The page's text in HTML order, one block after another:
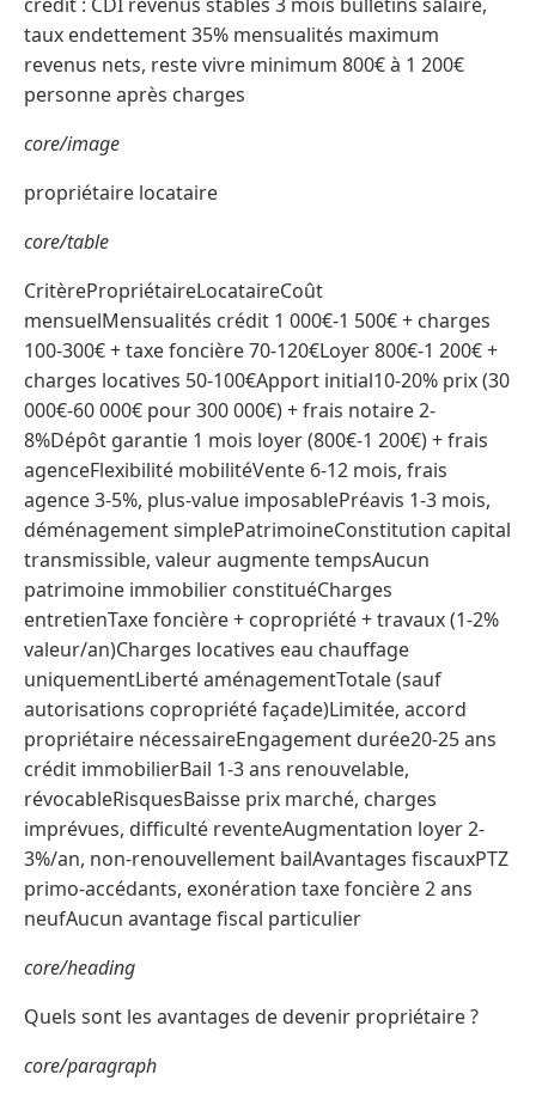
taux endettement 35% mensualités maximum
revenus nets, reste vivre minimum 800€ à 1 200€
personne après charges
core/image
propriétaire locataire
core/table
CritèrePropriétaireLocataireCoût
mensuelMensualités crédit 1 000€-1 500€ + charges
100-300€ + taxe foncière 70-120€Loyer 800€-1 200€ +
charges locatives 50-100€Apport initial10-20% prix (30
000€-60 000€ pour 300 000€) + frais notaire 2-
8%Dépôt garantie 1 mois loyer (800€-1 200€) + frais
agenceFlexibilité mobilitéVente 6-12 mois, frais
agence 3-5%, plus-value imposablePréavis 1-3 mois,
déménagement simplePatrimoineConstitution capital
transmissible, valeur augmente tempsAucun
patrimoine immobilier constituéCharges
entretienTaxe foncière + copropriété + travaux (1-2%
valeur/an)Charges locatives eau chauffage
uniquementLiberté aménagementTotale (sauf
autorisations copropriété façade)Limitée, accord
propriétaire nécessaireEngagement durée20-25 ans
crédit immobilierBail 1-3 ans renouvelable,
révocableRisquesBaisse prix marché, charges
imprévues, difficulté reventeAugmentation loyer 2-
3%/an, non-renouvellement bailAvantages fiscauxPTZ
primo-accédants, exonération taxe foncière 2 ans
neufAucun avantage fiscal particulier
core/heading
Quels sont les avantages de devenir propriétaire ?
core/paragraph